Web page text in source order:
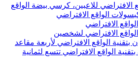
الافتراضي للاعبين، كرسي بيضة الواقع
الواقع الافتراضي
الافتراضي
الافتراضي لشخصين
الواقع الافتراضي لأربعة مقاعد
الواقع الافتراضي تتسع لثمانية